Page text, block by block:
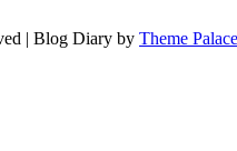
| Blog Diary by Theme Palace